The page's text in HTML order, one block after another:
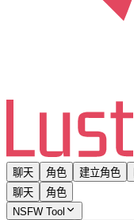
聊天 角色 建立角色
聊天
角色
NSFW Tool